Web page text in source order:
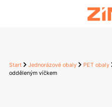
Start Jednorázové obaly PET obaly
odděleným víčkem